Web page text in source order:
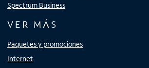
Spectrum Business
VER MÁS
Paquetes y promociones
Internet